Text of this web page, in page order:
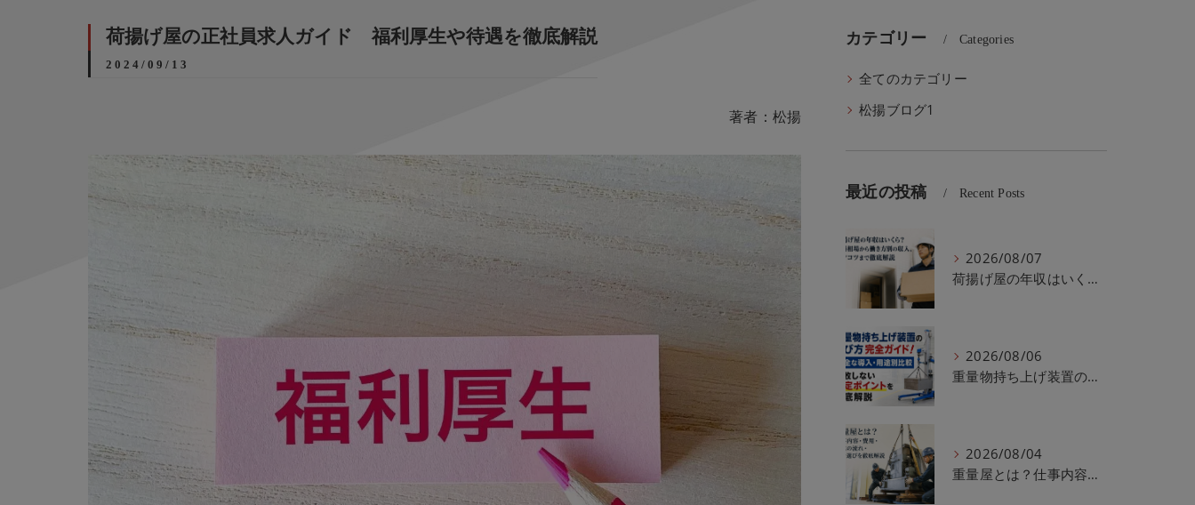
荷揚げ屋の正社員求人ガイド 福利厚生や待遇を徹底解説
2024/09/13
著者：松揚
カテゴリー Categories
全てのカテゴリー
松揚ブログ1
最近の投稿 Recent Posts
2026/08/07
荷揚げ屋の年収はいくら？給料相場から働き方別の収入、稼ぐコツまで徹底解説
2026/08/06
重量物持ち上げ装置の選び方完全ガイド！安全な導入・用途別比較・失敗しない選定ポイントを徹底解説
2026/08/04
重量屋とは？仕事内容・費用・作業の流れ・業者選びを徹底解説